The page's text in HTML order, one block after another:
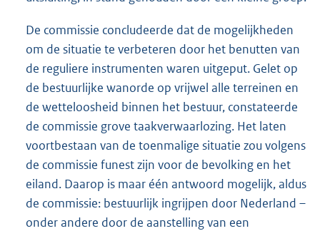
De commissie concludeerde dat de mogelijkheden
om de situatie te verbeteren door het benutten van
de reguliere instrumenten waren uitgeput. Gelet op
de bestuurlijke wanorde op vrijwel alle terreinen en
de wetteloosheid binnen het bestuur, constateerde
de commissie grove taakverwaarlozing. Het laten
voortbestaan van de toenmalige situatie zou volgens
de commissie funest zijn voor de bevolking en het
eiland. Daarop is maar één antwoord mogelijk, aldus
de commissie: bestuurlijk ingrijpen door Nederland –
onder andere door de aanstelling van een